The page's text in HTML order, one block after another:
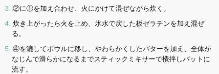
②に①を加え合わせ、火にかけて混ぜながら炊く。
炊き上がったら火を止め、氷水で戻した板ゼラチンを加え混ぜ
る。
④を漉してボウルに移し、やわらかくしたバターを加え、全体が
なじんで滑らかになるまでスティックミキサーで攪拌しバットに
流す。